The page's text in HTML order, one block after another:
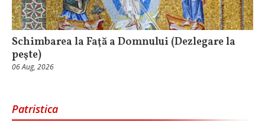
Schimbarea la Faţă a Domnului (Dezlegare la
peşte)
06 Aug, 2026
Patristica